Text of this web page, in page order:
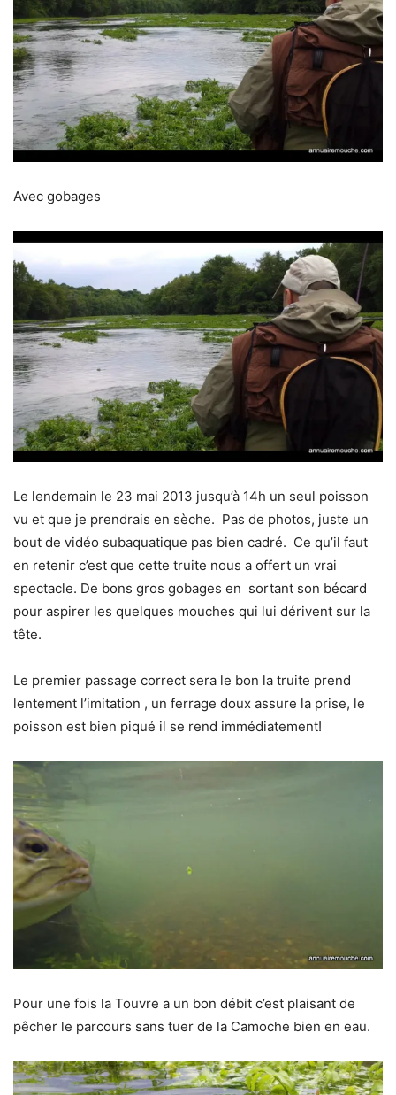
Avec gobages
Le lendemain le 23 mai 2013 jusqu’à 14h un seul poisson
vu et que je prendrais en sèche. Pas de photos, juste un
bout de vidéo subaquatique pas bien cadré. Ce qu’il faut
en retenir c’est que cette truite nous a offert un vrai
spectacle. De bons gros gobages en sortant son bécard
pour aspirer les quelques mouches qui lui dérivent sur la
tête.
Le premier passage correct sera le bon la truite prend
lentement l’imitation , un ferrage doux assure la prise, le
poisson est bien piqué il se rend immédiatement!
Pour une fois la Touvre a un bon débit c’est plaisant de
pêcher le parcours sans tuer de la Camoche bien en eau.